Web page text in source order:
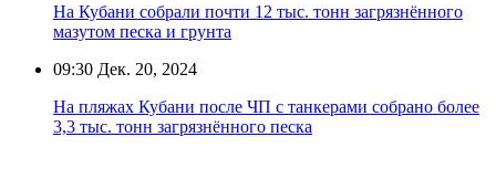
На Кубани собрали почти 12 тыс. тонн загрязнённого
мазутом песка и грунта
09:30 Дек. 20, 2024
На пляжах Кубани после ЧП с танкерами собрано более
3,3 тыс. тонн загрязнённого песка